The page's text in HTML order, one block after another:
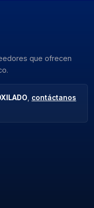
que ofrecen
contáctanos